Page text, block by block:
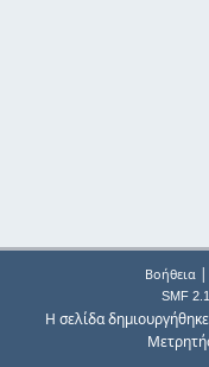
Βοήθεια|
SMF
Η σελίδα